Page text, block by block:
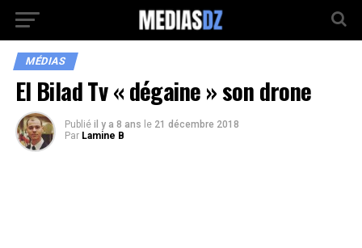
MÉDIAS
El Bilad Tv « dégaine » son drone
Publié il y a 8 ans le 21 décembre 2018
Par Lamine B